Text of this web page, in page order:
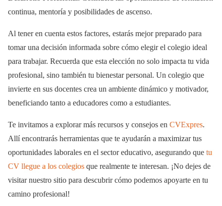
continua, mentoría y posibilidades de ascenso.
Al tener en cuenta estos factores, estarás mejor preparado para
tomar una decisión informada sobre cómo elegir el colegio ideal
para trabajar. Recuerda que esta elección no solo impacta tu vida
profesional, sino también tu bienestar personal. Un colegio que
invierte en sus docentes crea un ambiente dinámico y motivador,
beneficiando tanto a educadores como a estudiantes.
Te invitamos a explorar más recursos y consejos en CVExpres.
Allí encontrarás herramientas que te ayudarán a maximizar tus
oportunidades laborales en el sector educativo, asegurando que tu
CV llegue a los colegios que realmente te interesan. ¡No dejes de
visitar nuestro sitio para descubrir cómo podemos apoyarte en tu
camino profesional!